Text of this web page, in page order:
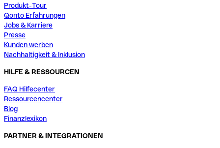
Produkt-Tour
Qonto Erfahrungen
Jobs & Karriere
Presse
Kunden werben
Nachhaltigkeit & Inklusion
HILFE & RESSOURCEN
FAQ Hilfecenter
Ressourcencenter
Blog
Finanzlexikon
PARTNER & INTEGRATIONEN